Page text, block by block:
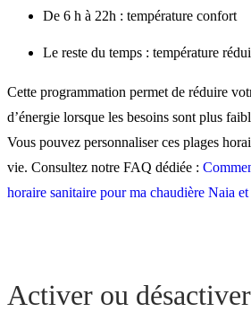
De 6 h à 22h : température confort
Le reste du temps : température
Cette programmation permet de réduire
d’énergie lorsque les besoins sont plus
Vous pouvez personnaliser ces plages
vie. Consultez notre FAQ dédiée :
horaire sanitaire pour ma chaudière Naia
Activer ou